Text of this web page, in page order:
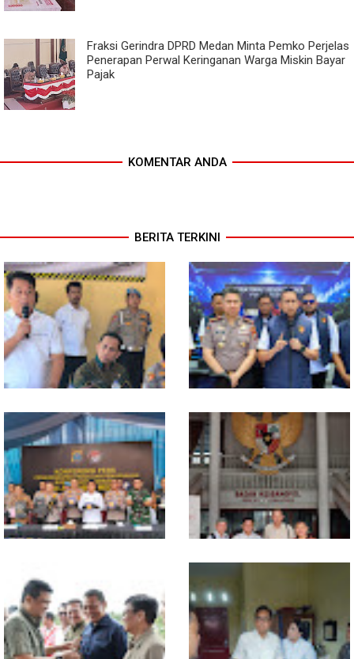
Fraksi Gerindra DPRD Medan Minta Pemko Perjelas
Penerapan Perwal Keringanan Warga Miskin Bayar
Pajak
KOMENTAR ANDA
BERITA TERKINI
Polresta Deliserdang
Musnahkan 1,2 Kilo Gram
Sabu-sabu: Tiga Tersangka
Gagal Edarkan Ribuan Dosis
Narkoba
Polda Sumut Bongkar Sindikat
Scamming Internasional di
Apartemen Medan, Korban
Rugi Rp6,7 Miliar
Selama 300 Hari, Polrestabes
Medan Tangkap 1.434
Tersangka Narkoba
MIO Indonesia Sumut Resmi
Daftarkan Organisasi ke
Kesbangpol, Langkah Awal
Perkuat Profesionalisme
Media Online